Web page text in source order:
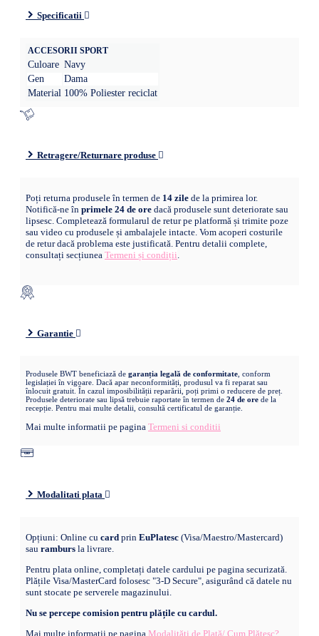
Specificatii
ACCESORII SPORT
Culoare Navy
Gen
Dama
Material 100% Poliester reciclat
Retragere/Returnare produse
Poți returna produsele în termen de 14 zile de la primirea lor.
Notifică-ne în primele 24 de ore dacă produsele sunt deteriorate sau
lipsesc. Completează formularul de retur pe platformă și trimite poze
sau video cu produsele și ambalajele intacte. Vom acoperi costurile
de retur dacă problema este justificată. Pentru detalii complete,
consultați secțiunea Termeni și condiții.
Garantie
Produsele BWT beneficiază de garanția legală de conformitate , conform
legislației în vigoare. Dacă apar neconformități, produsul va fi reparat sau
înlocuit gratuit. În cazul imposibilității reparării, poți primi o reducere de preț.
Produsele deteriorate sau lipsă trebuie raportate în termen de 24 de ore de la
recepție. Pentru mai multe detalii, consultă certificatul de garanție.
Mai multe informatii pe pagina Termeni si conditii
Modalitati plata
Opțiuni: Online cu card prin EuPlatesc (Visa/Maestro/Mastercard)
sau ramburs la livrare.
Pentru plata online, completați datele cardului pe pagina securizată.
Plățile Visa/MasterCard folosesc "3-D Secure", asigurând că datele nu
sunt stocate pe serverele magazinului.
Nu se percepe comision pentru plățile cu cardul.
Mai multe informatii pe pagina Modalități de Plată/ Cum Plătesc?